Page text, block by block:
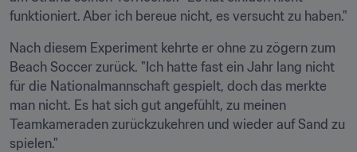
funktioniert. Aber ich bereue nicht, es versucht zu haben."
Nach diesem Experiment kehrte er ohne zu zögern zum
Beach Soccer zurück. "Ich hatte fast ein Jahr lang nicht
für die Nationalmannschaft gespielt, doch das merkte
man nicht. Es hat sich gut angefühlt, zu meinen
Teamkameraden zurückzukehren und wieder auf Sand zu
spielen."